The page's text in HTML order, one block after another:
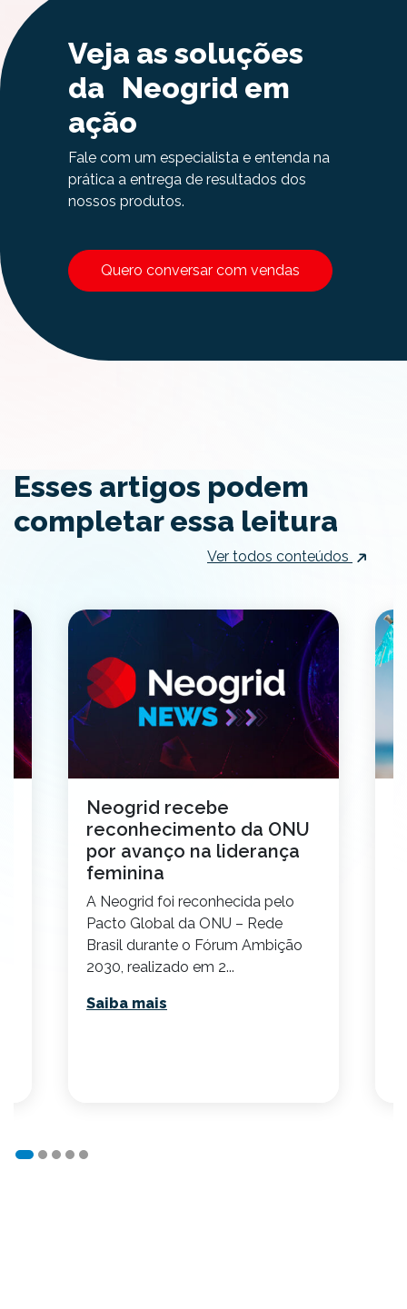
Veja as soluções
da Neogrid em
ação
Fale com um especialista e entenda na
prática a entrega de resultados dos
nossos produtos.
Quero conversar com vendas
Esses artigos podem
completar essa leitura
Ver todos conteúdos
Neogrid recebe
reconhecimento da ONU
por avanço na liderança
feminina
A Neogrid foi reconhecida pelo
Pacto Global da ONU – Rede
Brasil durante o Fórum Ambição
2030, realizado em 2...
Saiba mais